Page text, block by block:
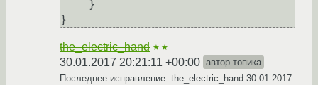
the_electric_hand ★★
30.01.2017 20:21:11 +00:00 автор топика
Последнее исправление: the_electric_hand 30.01.2017